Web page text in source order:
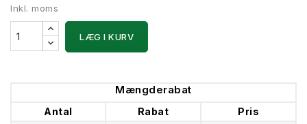
Inkl. moms
LÆG I KURV
Mængderabat
Antal Rabat
Pris